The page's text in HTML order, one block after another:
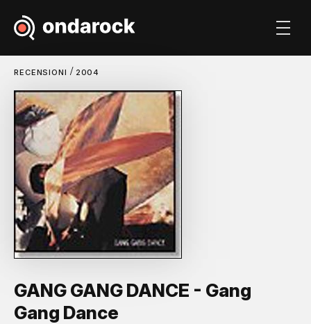
RECENSIONI / 2004
GANG GANG DANCE - Gang
Gang Dance